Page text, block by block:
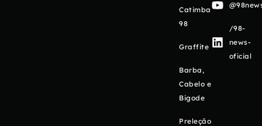
Catimba
98
Graffite
Barba,
Cabelo e
Bigode
Preleção
/98-
news-
oficial